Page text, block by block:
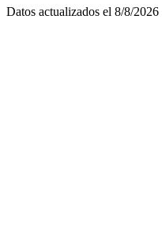
Datos actualizados el 8/8/2026